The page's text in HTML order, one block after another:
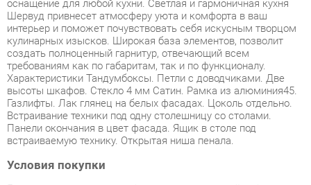
требованиям как по габаритам, так и по функционалу.
Характеристики Тандумбоксы. Петли с доводчиками. Две
высоты шкафов. Стекло 4 мм Сатин. Рамка из алюминия45.
Газлифты. Лак глянец на белых фасадах. Цоколь отдельно.
Встраивание техники под одну столешницу со столами.
Панели окончания в цвет фасада. Ящик в столе под
встраиваемую технику. Открытая ниша пенала.
Условия покупки
Благодаря качественным фото, исчерпывающей информации
о характеристиках и параметрах, а также отзывам
Екатеринбург» купить товар «Кухня 2000 Любимый дом